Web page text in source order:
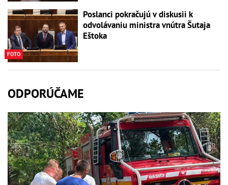
FOTO
Poslanci pokračujú v diskusii k
odvolávaniu ministra vnútra Šutaja
Eštoka
ODPORÚČAME